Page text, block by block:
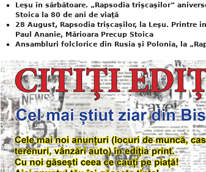
Leşu în sărbătoare. „Rapsodia trişcaşilor”
Stoica la 80 de ani de viaţă
28 August, Rapsodia trișcașilor, la Leşu. Printre
Paul Ananie, Mărioara Precup Stoica
Ansambluri folclorice din Rusia şi Polonia, la